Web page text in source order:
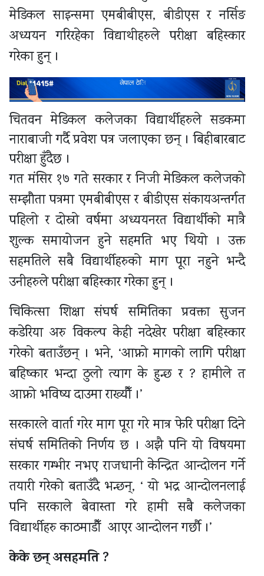
मेडिकल साइन्समा एमबीबीएस, बीडीएस र नर्सिङ
अध्ययन गरिरहेका विद्याथीहरुले परीक्षा बहिस्कार
गरेका हुन् ।
चितवन मेडिकल कलेजका विद्यार्थीहरुले सडकमा
नाराबाजी गर्दै प्रवेश पत्र जलाएका छन् । बिहीबारबाट
परीक्षा हुँदैछ ।
गत मंसिर १७ गते सरकार र निजी मेडिकल कलेजको
सम्झौता पत्रमा एमबीबीएस र बीडीएस संकायअन्तर्गत
पहिलो र दोस्रो वर्षमा अध्ययनरत विद्यार्थीको मात्रै
शुल्क समायोजन हुने सहमति भए थियो । उक्त
सहमतिले सबै विद्यार्थीहरुको माग पूरा नहुने भन्दै
उनीहरुले परीक्षा बहिस्कार गरेका हुन् ।
चिकित्सा शिक्षा संघर्ष समितिका प्रवक्ता सुजन
कडेरिया अरु विकल्प केही नदेखेर परीक्षा बहिस्कार
गरेको बताउँछन् । भने, ‘आफ्नो मागको लागि परीक्षा
बहिष्कार भन्दा ठुलो त्याग के हुन्छ र ? हामीले त
आफ्नो भविष्य दाउमा राख्यौँ ।’
सरकारले वार्ता गरेर माग पूरा गरे मात्र फेरि परीक्षा दिने
संघर्ष समितिको निर्णय छ । अझै पनि यो विषयमा
सरकार गम्भीर नभए राजधानी केन्द्रित आन्दोलन गर्ने
तयारी गरेको बताउँदै भन्छन्, ‘ यो भद्र आन्दोलनलाई
पनि सरकाले बेवास्ता गरे हामी सबै कलेजका
विद्यार्थीहरु काठमाडौँ आएर आन्दोलन गर्छौ ।’
केके छन् असहमति ?